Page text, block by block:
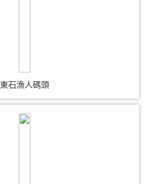
東石漁人碼頭